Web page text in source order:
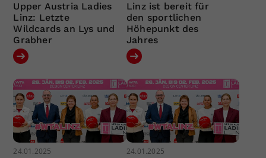
Upper Austria Ladies
Linz: Letzte
Wildcards an Lys und
Grabher
Linz ist bereit für
den sportlichen
Höhepunkt des
Jahres
24.01.2025 24.01.2025